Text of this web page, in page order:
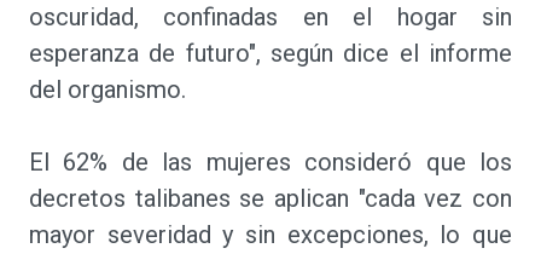
oscuridad, confinadas en el hogar sin
esperanza de futuro", según dice el informe
del organismo.
El 62% de las mujeres consideró que los
decretos talibanes se aplican "cada vez con
mayor severidad y sin excepciones, lo que